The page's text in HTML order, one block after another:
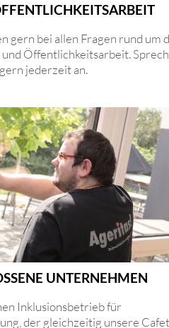
gern bei allen Fragen rund um
Öffentlichkeitsarbeit.
jederzeit an.
UNTERNEHMEN
Inklusionsbetrieb für
der gleichzeitig unsere